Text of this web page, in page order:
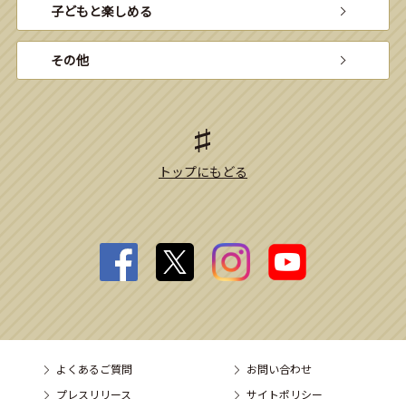
子どもと楽しめる
その他
トップにもどる
よくあるご質問
お問い合わせ
プレスリリース
サイトポリシー